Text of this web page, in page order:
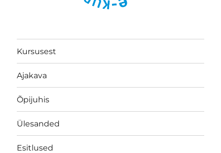
Kursusest
Ajakava
Õpijuhis
Ülesanded
Esitlused